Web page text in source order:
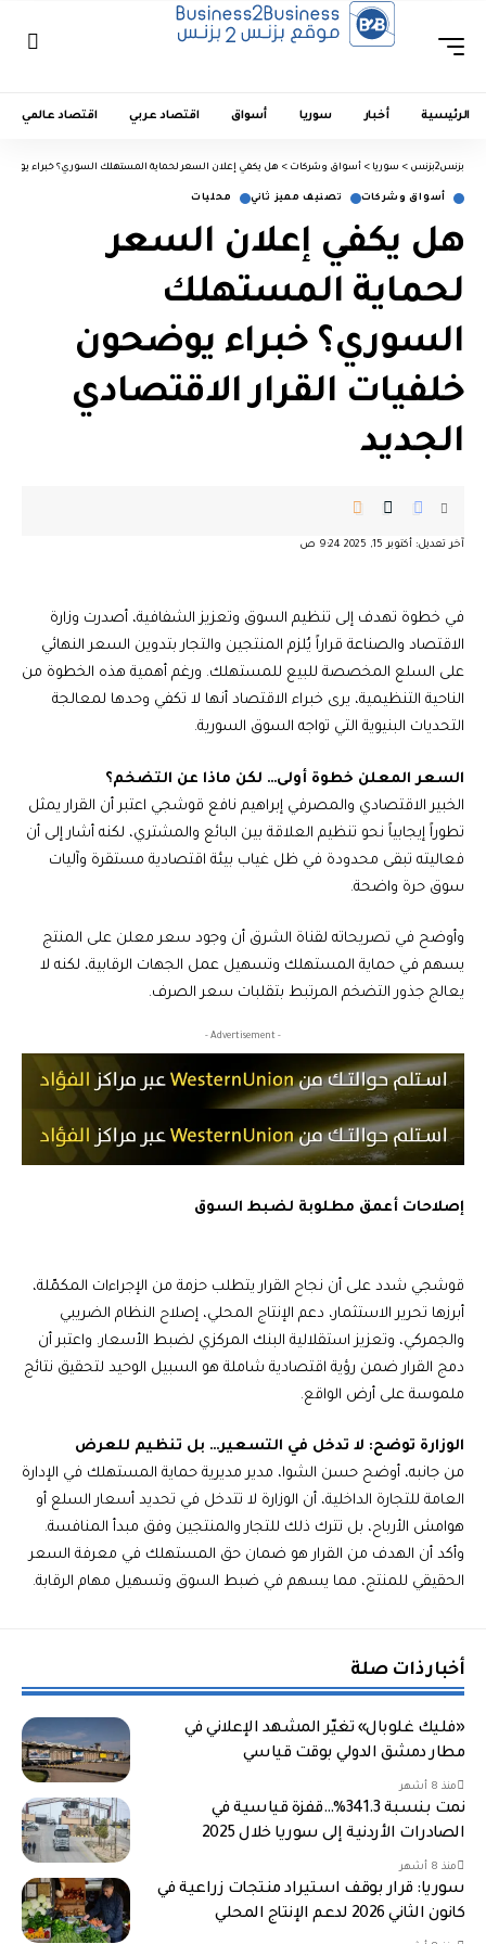
الرئيسية أخبار سوريا أسواق اقتصاد عربي اقتصاد عالمي
بزنس2بزنس > سوريا > أسواق وشركات > هل يكفي إعلان السعر لحماية المستهلك السوري؟ خبراء
أسواق وشركات تصنيف مميز ثاني محليات
هل يكفي إعلان السعر
لحماية المستهلك
السوري؟ خبراء يوضحون
خلفيات القرار الاقتصادي
الجديد
آخر تعديل: أكتوبر 15, 2025 9:24 ص
في خطوة تهدف إلى تنظيم السوق وتعزيز الشفافية، أصدرت وزارة
الاقتصاد والصناعة قراراً يُلزم المنتجين والتجار بتدوين السعر النهائي
على السلع المخصصة للبيع للمستهلك. ورغم أهمية هذه الخطوة من
الناحية التنظيمية، يرى خبراء الاقتصاد أنها لا تكفي وحدها لمعالجة
التحديات البنيوية التي تواجه السوق السورية.
السعر المعلن خطوة أولى… لكن ماذا عن التضخم؟
الخبير الاقتصادي والمصرفي إبراهيم نافع قوشجي اعتبر أن القرار يمثل
تطوراً إيجابياً نحو تنظيم العلاقة بين البائع والمشتري، لكنه أشار إلى أن
فعاليته تبقى محدودة في ظل غياب بيئة اقتصادية مستقرة وآليات
سوق حرة واضحة.
وأوضح في تصريحاته لقناة الشرق أن وجود سعر معلن على المنتج
يسهم في حماية المستهلك وتسهيل عمل الجهات الرقابية، لكنه لا
يعالج جذور التضخم المرتبط بتقلبات سعر الصرف.
- Advertisement -
إصلاحات أعمق مطلوبة لضبط السوق
قوشجي شدد على أن نجاح القرار يتطلب حزمة من الإجراءات المكمّلة،
أبرزها تحرير الاستثمار، دعم الإنتاج المحلي، إصلاح النظام الضريبي
والجمركي، وتعزيز استقلالية البنك المركزي لضبط الأسعار. واعتبر أن
دمج القرار ضمن رؤية اقتصادية شاملة هو السبيل الوحيد لتحقيق نتائج
ملموسة على أرض الواقع.
الوزارة توضح: لا تدخل في التسعير… بل تنظيم للعرض
من جانبه، أوضح حسن الشوا، مدير مديرية حماية المستهلك في الإدارة
العامة للتجارة الداخلية، أن الوزارة لا تتدخل في تحديد أسعار السلع أو
هوامش الأرباح، بل تترك ذلك للتجار والمنتجين وفق مبدأ المنافسة.
وأكد أن الهدف من القرار هو ضمان حق المستهلك في معرفة السعر
الحقيقي للمنتج، مما يسهم في ضبط السوق وتسهيل مهام الرقابة.
أخبار ذات صلة
«فليك غلوبال» تغيّر المشهد الإعلاني في
مطار دمشق الدولي بوقت قياسي
منذ 8 أشهر
نمت بنسبة 341.3%…قفزة قياسية في
الصادرات الأردنية إلى سوريا خلال 2025
منذ 8 أشهر
سوريا: قرار بوقف استيراد منتجات زراعية في
كانون الثاني 2026 لدعم الإنتاج المحلي